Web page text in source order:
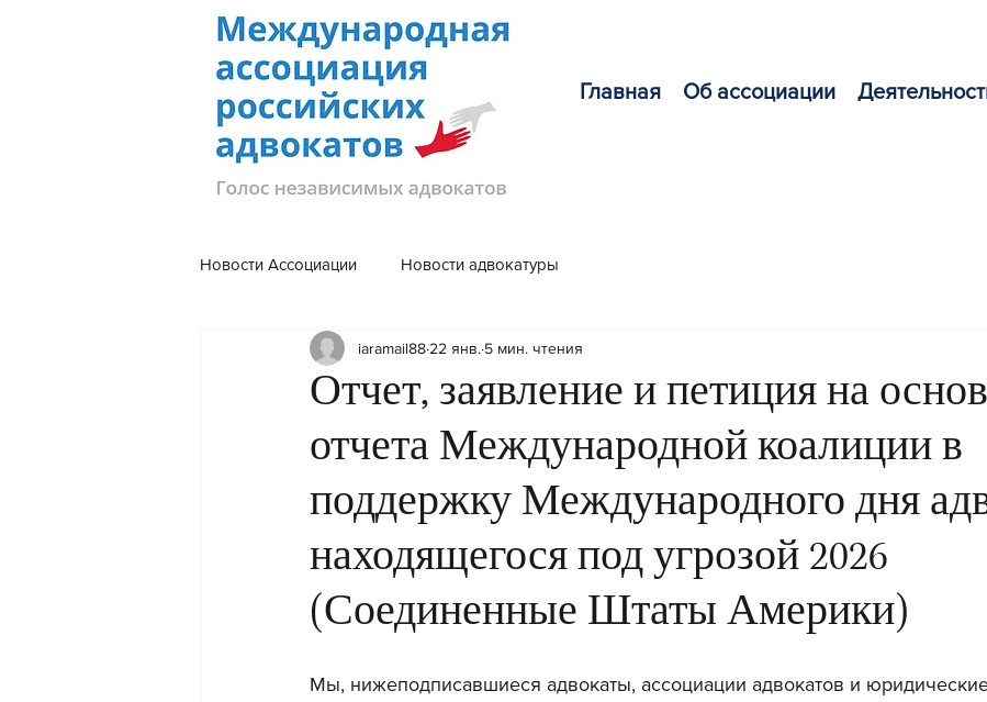
Главная Об ассоциации
Новости Ассоциации Новости адвокатуры
Отчет, заявление и петиция на
отчета Международной коалиции в
поддержку Международного дня
находящегося под угрозой 2026
(Соединенные Штаты Америки)
iaramail88 22 янв. 5 мин. чтения
Мы, нижеподписавшиеся адвокаты, ассоциации адвокатов и